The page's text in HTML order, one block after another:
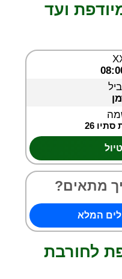
ועד
26
מתאים?
המלא
לחורבת